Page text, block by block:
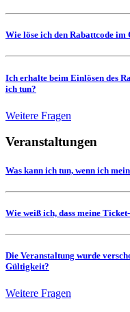
Wie löse ich den Rabattcode
Ich erhalte beim Einlösen des
ich tun?
Weitere Fragen
Veranstaltungen
Was kann ich tun, wenn ich
Wie weiß ich, dass meine
Die Veranstaltung wurde
Gültigkeit?
Weitere Fragen